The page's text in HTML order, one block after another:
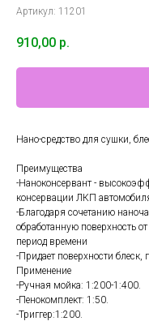
Артикул: 11201
910,00 р.
Нано-средство для сушки,
Преимущества
-Наноконсервант -
консервации ЛКП
-Благодаря сочетанию
обработанную поверхность
период времени
-Придает поверхности
Применение
-Ручная мойка: 1:200-1:400.
-Пенокомплект: 1:50.
-Триггер:1:200.